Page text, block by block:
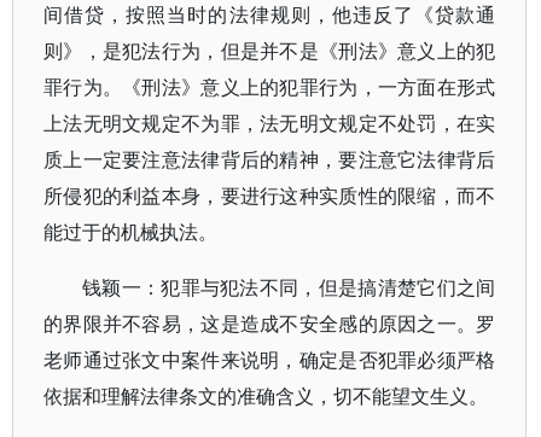
间借贷，按照当时的法律规则，他违反了《贷款通
则》，是犯法行为，但是并不是《刑法》意义上的犯
罪行为。《刑法》意义上的犯罪行为，一方面在形式
上法无明文规定不为罪，法无明文规定不处罚，在实
质上一定要注意法律背后的精神，要注意它法律背后
所侵犯的利益本身，要进行这种实质性的限缩，而不
能过于的机械执法。
钱颖一：犯罪与犯法不同，但是搞清楚它们之间
的界限并不容易，这是造成不安全感的原因之一。罗
老师通过张文中案件来说明，确定是否犯罪必须严格
依据和理解法律条文的准确含义，切不能望文生义。